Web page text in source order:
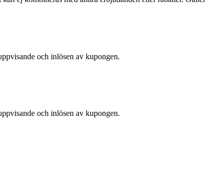
och inlösen av kupongen.
och inlösen av kupongen.